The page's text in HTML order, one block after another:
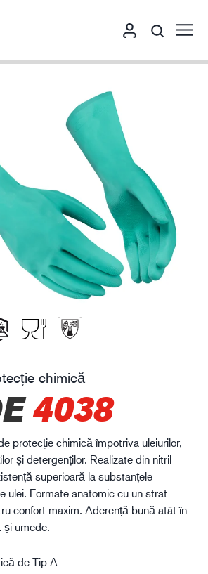
chimică
4038
protecție chimică împotriva uleiurilor,
și detergenților. Realizate din nitril
superioară la substanțele
ulei. Formate anatomic cu un strat
confort maxim. Aderență bună atât în
și umede.
de Tip A